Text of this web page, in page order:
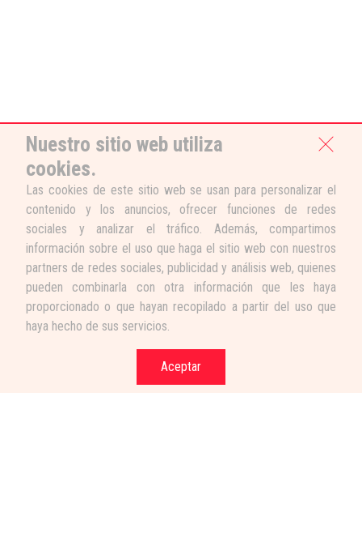
Nuestro sitio web utiliza
cookies.
Las cookies de este sitio web se usan para personalizar el
contenido y los anuncios, ofrecer funciones de redes
sociales y analizar el tráfico. Además, compartimos
información sobre el uso que haga el sitio web con nuestros
partners de redes sociales, publicidad y análisis web, quienes
pueden combinarla con otra información que les haya
proporcionado o que hayan recopilado a partir del uso que
haya hecho de sus servicios.
Aceptar